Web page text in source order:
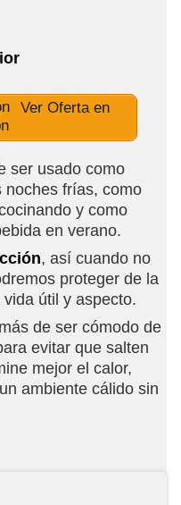
Ver Oferta en
ser usado como
noches frías, como
y como
en verano.
, así cuando no
proteger de la
útil y aspecto.
de ser cómodo de
evitar que salten
mejor el calor,
ambiente cálido sin